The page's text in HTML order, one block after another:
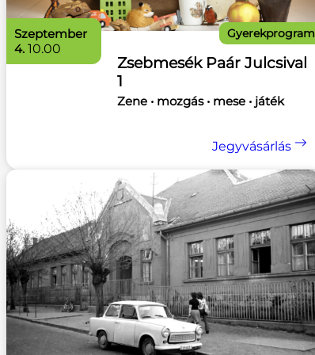
Zsebmesék Paár Julcsival
1
Zene • mozgás • mese • játék
szeptember
4. 10.00
Jegyvásárlás
Gyerekprogram